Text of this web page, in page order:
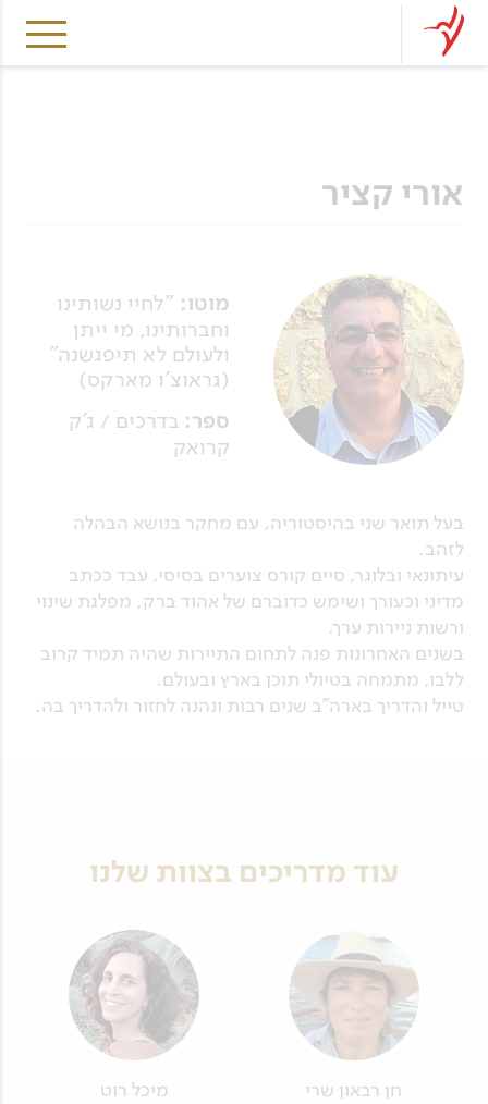
אורי קציר
מוטו: "לחיי נשותינו
וחברותינו, מי ייתן
ולעולם לא תיפגשנה"
(גראוצ'ו מארקס)
ספר: בדרכים / ג'ק
קרואק
בעל תואר שני בהיסטוריה, עם מחקר בנושא הבהלה
לזהב.
עיתונאי ובלוגר, סיים קורס צוערים בסיסי, עבד ככתב
מדיני וכעורך ושימש כדוברם של אהוד ברק, מפלגת שינוי
ורשות ניירות ערך.
בשנים האחרונות פנה לתחום התיירות שהיה תמיד קרוב
ללבו, מתמחה בטיולי תוכן בארץ ובעולם.
טייל והדריך בארה"ב שנים רבות ונהנה לחזור ולהדריך בה.
עוד מדריכים בצוות שלנו
חן רבאון שרי מיכל רוט